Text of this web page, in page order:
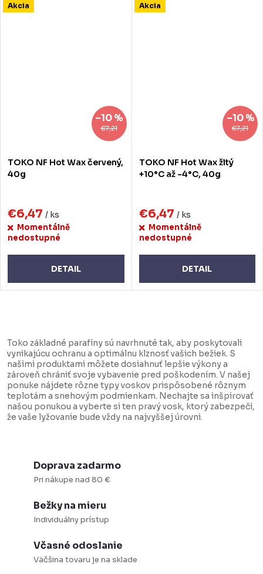
Akcia
€7,21
–10 %
TOKO NF Hot Wax červený,
40g
€6,47 / ks
Momentálně
nedostupné
DETAIL
Akcia
€7,21
–10 %
TOKO NF Hot Wax žltý
+10°C až -4°C, 40g
€6,47 / ks
Momentálně
nedostupné
DETAIL
v
l
á
d
a
c
Toko základné parafíny sú navrhnuté tak, aby poskytovali
vynikajúcu ochranu a optimálnu klznosť vašich bežiek. S
našimi produktami môžete dosiahnuť lepšie výkony a
zároveň chrániť svoje vybavenie pred poškodením. V našej
ponuke nájdete rôzne typy voskov prispôsobené rôznym
teplotám a snehovým podmienkam. Nechajte sa inšpirovať
našou ponukou a vyberte si ten pravý vosk, ktorý zabezpečí,
že vaše lyžovanie bude vždy na najvyššej úrovni.
Doprava zadarmo
Pri nákupe nad 80 €
Bežky na mieru
Individuálny prístup
Včasné odoslanie
Väčšina tovaru je na sklade